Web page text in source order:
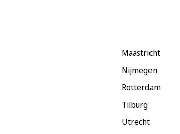
Maastricht
Nijmegen
Rotterdam
Tilburg
Utrecht